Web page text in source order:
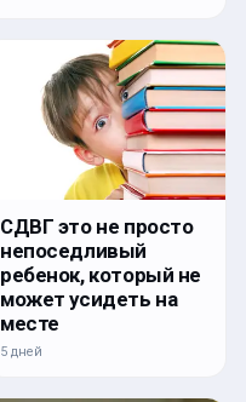
СДВГ это не просто
непоседливый
ребенок, который не
может усидеть на
месте
5 дней